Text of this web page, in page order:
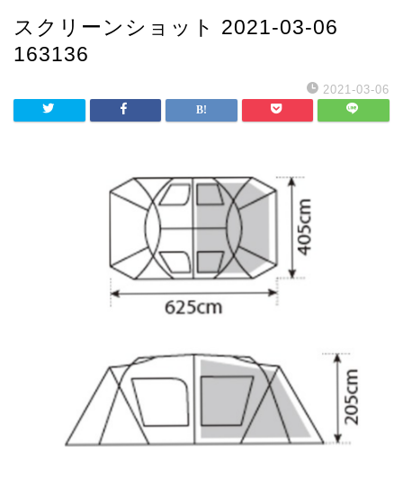
スクリーンショット 2021-03-06
163136
2021-03-06